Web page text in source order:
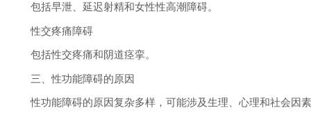
包括早泄、延迟射精和女性性高潮障碍。
性交疼痛障碍
包括性交疼痛和阴道痉挛。
三、性功能障碍的原因
性功能障碍的原因复杂多样，可能涉及生理、心理和社会因素